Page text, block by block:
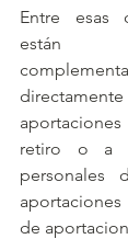
Entre esas
están
retiro o a
personales
de